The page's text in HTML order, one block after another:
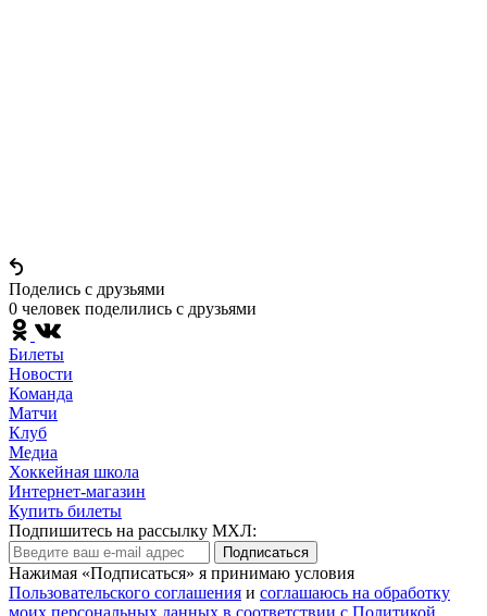
Поделись c друзьями
0 человек поделились c друзьями
Билеты
Новости
Команда
Матчи
Клуб
Медиа
Хоккейная школа
Интернет-магазин
Купить билеты
Подпишитесь на рассылку МХЛ:
Подписаться
Нажимая «Подписаться» я принимаю условия
Пользовательского соглашения и соглашаюсь на обработку
моих персональных данных в соответствии с Политикой